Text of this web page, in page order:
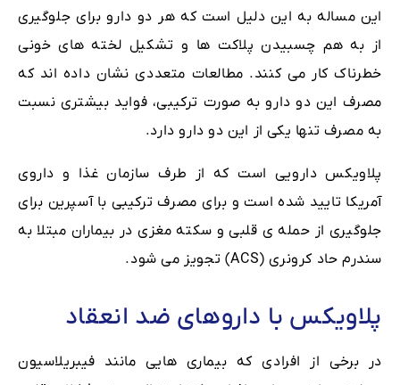
این مساله به این دلیل است که هر دو دارو برای جلوگیری
از به هم چسبیدن پلاکت ها و تشکیل لخته های خونی
خطرناک کار می کنند. مطالعات متعددی نشان داده اند که
مصرف این دو دارو به صورت ترکیبی، فواید بیشتری نسبت
به مصرف تنها یکی از این دو دارو دارد.
پلاویکس دارویی است که از طرف سازمان غذا و داروی
آمریکا تایید شده است و برای مصرف ترکیبی با آسپرین برای
جلوگیری از حمله ی قلبی و سکته مغزی در بیماران مبتلا به
سندرم حاد کرونری (ACS) تجویز می شود.
پلاویکس با داروهای ضد انعقاد
در برخی از افرادی که بیماری هایی مانند فیبریلاسیون